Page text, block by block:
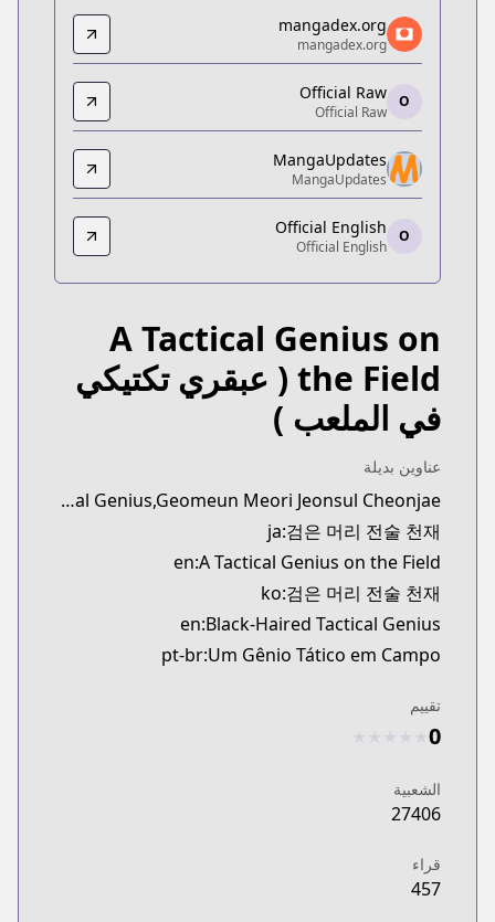
mangadex.org
mangadex.org
title/3975b7da-2822-48f7-87d6-ce62f1a46bf4
Official Raw
Official Raw
https://page.kakao.com/content/60587038
MangaUpdates
MangaUpdates
series.html?id=8tolmcw
Official English
Official English
mangadex.org
mangadex.org
O
Official Raw
Official Raw
MangaUpdates
MangaUpdates
O
Official English
Official English
A Tactical Genius on
the Field ( عبقري تكتيكي
في الملعب )
عناوين بديلة
synonyms:Black-Haired Tactical Genius,Geomeun Meori Jeonsul Cheonjae
ja:검은 머리 전술 천재
en:A Tactical Genius on the Field
ko:검은 머리 전술 천재
en:Black-Haired Tactical Genius
pt-br:Um Gênio Tático em Campo
تقييم
0
الشعبية
27406
قراء
457